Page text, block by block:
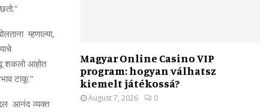
”
म्हणाल्या,
शकलो आहोत
टाकू.”
आनंद व्यक्त
Magyar Online Casino VIP
program: hogyan válhatsz
kiemelt játékossá?
August 7, 2026 0